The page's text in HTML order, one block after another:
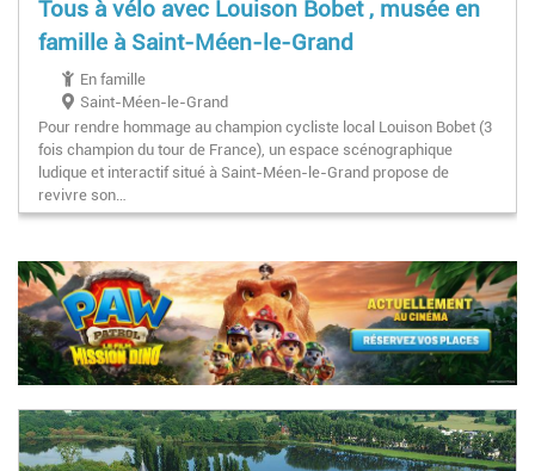
Tous à vélo avec Louison Bobet , musée en
famille à Saint-Méen-le-Grand
En famille
Saint-Méen-le-Grand
Pour rendre hommage au champion cycliste local Louison Bobet (3
fois champion du tour de France), un espace scénographique
ludique et interactif situé à Saint-Méen-le-Grand propose de
revivre son…